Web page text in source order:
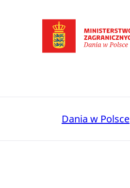
Dania w Polsce